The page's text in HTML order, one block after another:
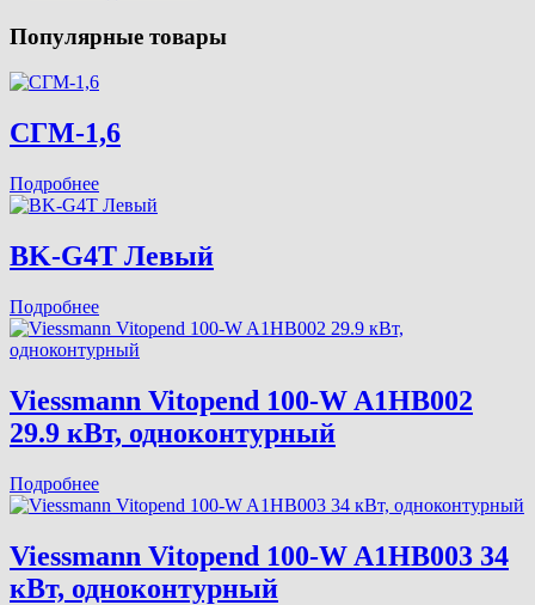
Популярные товары
СГМ-1,6
Подробнее
BK-G4T Левый
Подробнее
Viessmann Vitopend 100-W A1HB002
29.9 кВт, одноконтурный
Подробнее
Viessmann Vitopend 100-W A1HB003 34
кВт, одноконтурный